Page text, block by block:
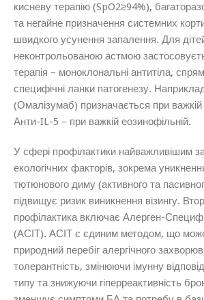
кисневу терапію (SpO2​≥94%),
та негайне призначення системних
швидкого усунення запалення. Для
неконтрольованою астмою
терапія – моноклональні антитіла,
специфічні ланки патогенезу.
(Омалізумаб) призначається при важкій
Анти-IL-5 – при важкій еозинофільній.
У сфері профілактики найважливішим
екологічних факторів, зокрема
тютюнового диму (активного та
підвищує ризик виникнення візингу.
профілактика включає Алерген-
(АСІТ). АСІТ є єдиним методом, що
природний перебіг алергічного
толерантність, змінюючи імунну
типу та знижуючи гіперреактивність